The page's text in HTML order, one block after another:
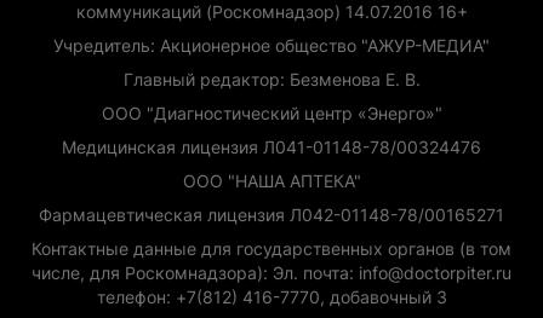
коммуникаций (Роскомнадзор) 14.07.2016 16+
Учредитель: Акционерное общество "АЖУР-МЕДИА"
Главный редактор: Безменова Е. В.
ООО "Диагностический центр «Энерго»"
Медицинская лицензия Л041-01148-78/00324476
ООО "НАША АПТЕКА"
Фармацевтическая лицензия Л042-01148-78/00165271
Контактные данные для государственных органов (в том
числе, для Роскомнадзора): Эл. почта: info@doctorpiter.ru
телефон: +7(812) 416-7770, добавочный 3